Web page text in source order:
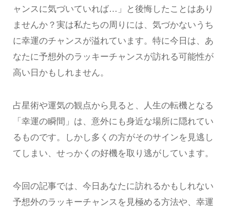
ャンスに気づいていれば…」と後悔したことはあり
ませんか？実は私たちの周りには、気づかないうち
に幸運のチャンスが溢れています。特に今日は、あ
なたに予想外のラッキーチャンスが訪れる可能性が
高い日かもしれません。
占星術や運気の観点から見ると、人生の転機となる
「幸運の瞬間」は、意外にも身近な場所に隠れてい
るものです。しかし多くの方がそのサインを見逃し
てしまい、せっかくの好機を取り逃がしています。
今回の記事では、今日あなたに訪れるかもしれない
予想外のラッキーチャンスを見極める方法や、幸運